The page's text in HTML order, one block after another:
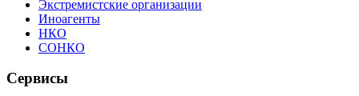
Экстремистские организации
Иноагенты
НКО
СОНКО
Сервисы